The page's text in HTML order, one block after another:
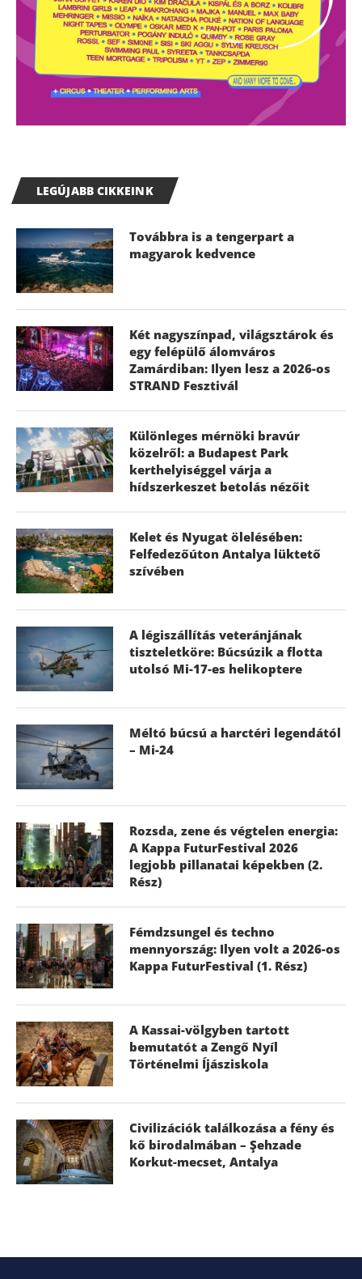
LEGÚJABB CIKKEINK
Továbbra is a tengerpart a
magyarok kedvence
Két nagyszínpad, világsztárok és
egy felépülő álomváros
Zamárdiban: Ilyen lesz a 2026-os
STRAND Fesztivál
Különleges mérnöki bravúr
közelről: a Budapest Park
kerthelyiséggel várja a
hídszerkeszet betolás nézőit
Kelet és Nyugat ölelésében:
Felfedezőúton Antalya lüktető
szívében
A légiszállítás veteránjának
tiszteletköre: Búcsúzik a flotta
utolsó Mi-17-es helikoptere
Méltó búcsú a harctéri legendától
– Mi-24
Rozsda, zene és végtelen energia:
A Kappa FuturFestival 2026
legjobb pillanatai képekben (2.
Rész)
Fémdzsungel és techno
mennyország: Ilyen volt a 2026-os
Kappa FuturFestival (1. Rész)
A Kassai-völgyben tartott
bemutatót a Zengő Nyíl
Történelmi Íjásziskola
Civilizációk találkozása a fény és
kő birodalmában – Şehzade
Korkut-mecset, Antalya